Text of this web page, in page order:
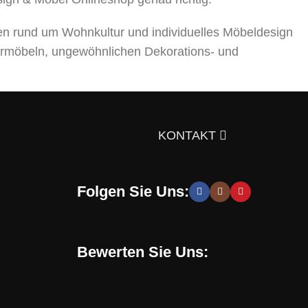
rund um Wohnkultur und individuelles Möbeldesign
ungewöhnlichen Dekorations- und
und stilvolle Lösungen, die Sie zur Schaffung
zu entwickeln. Sie erhalten speziell für Sie
Shop verwenden. Mit uns können Sie eine
KONTAKT
Folgen Sie Uns:
Bewerten Sie Uns: